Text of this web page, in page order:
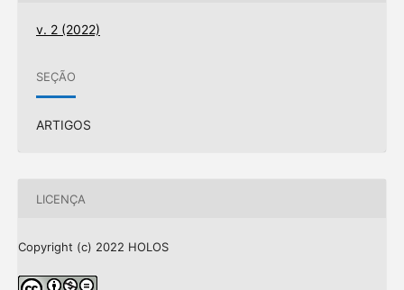
v. 2 (2022)
SEÇÃO
ARTIGOS
LICENÇA
Copyright (c) 2022 HOLOS